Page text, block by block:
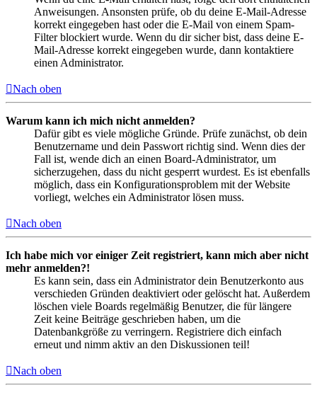
Anweisungen. Ansonsten prüfe, ob du deine E-Mail-Adresse
korrekt eingegeben hast oder die E-Mail von einem Spam-
Filter blockiert wurde. Wenn du dir sicher bist, dass deine E-
Mail-Adresse korrekt eingegeben wurde, dann kontaktiere
einen Administrator.
Nach oben
Warum kann ich mich nicht anmelden?
Dafür gibt es viele mögliche Gründe. Prüfe zunächst, ob dein
Benutzername und dein Passwort richtig sind. Wenn dies der
Fall ist, wende dich an einen Board-Administrator, um
sicherzugehen, dass du nicht gesperrt wurdest. Es ist ebenfalls
möglich, dass ein Konfigurationsproblem mit der Website
vorliegt, welches ein Administrator lösen muss.
Nach oben
Ich habe mich vor einiger Zeit registriert, kann mich aber nicht
mehr anmelden?!
Es kann sein, dass ein Administrator dein Benutzerkonto aus
verschieden Gründen deaktiviert oder gelöscht hat. Außerdem
löschen viele Boards regelmäßig Benutzer, die für längere
Zeit keine Beiträge geschrieben haben, um die
Datenbankgröße zu verringern. Registriere dich einfach
erneut und nimm aktiv an den Diskussionen teil!
Nach oben